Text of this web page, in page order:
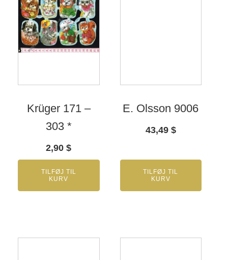
Krüger 171 –
303 *
2,90$
TILFØJ TIL
KURV
E. Olsson 9006
43,49 $
TILFØJ TIL
KURV